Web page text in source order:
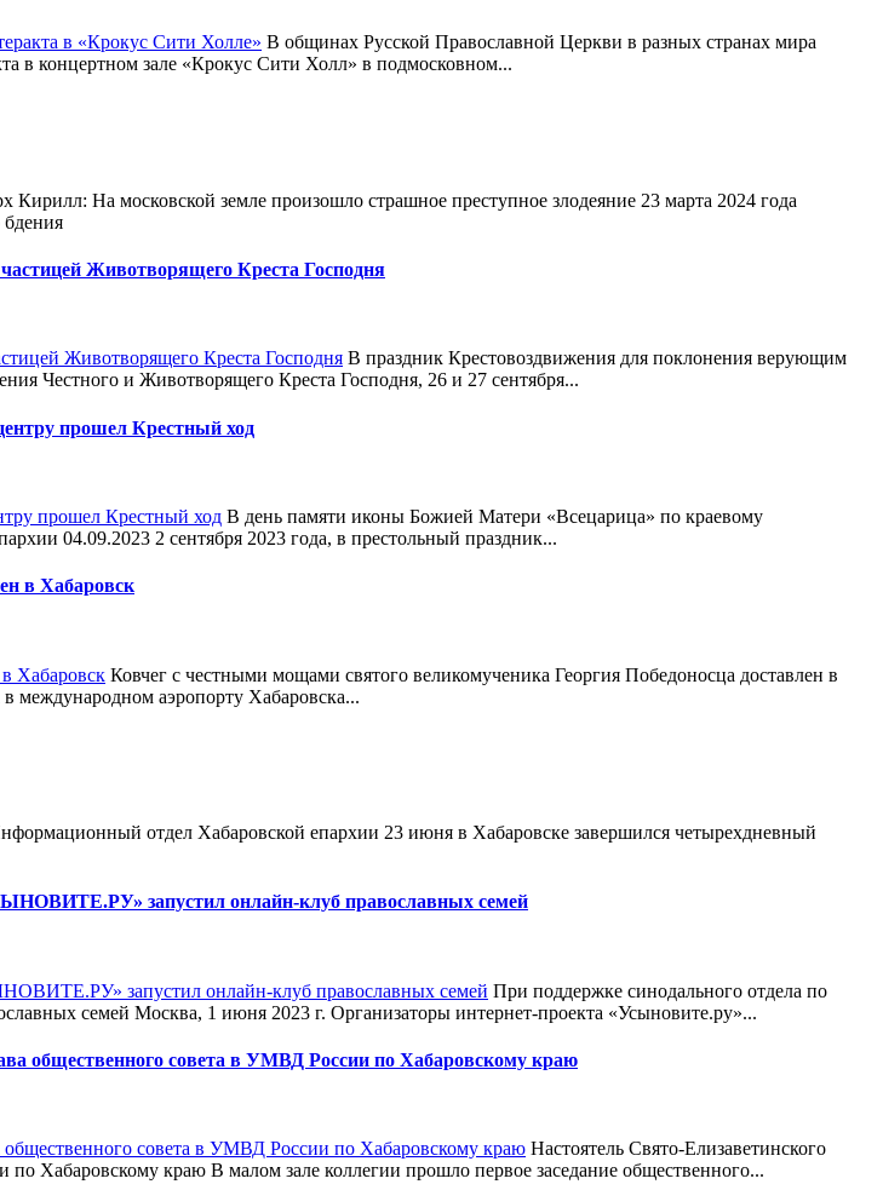
В общинах Русской Православной Церкви в разных странах мира
в концертном зале «Крокус Сити Холл» в подмосковном...
Кирилл: На московской земле произошло страшное преступное злодеяние 23 марта 2024 года
Животворящего Креста Господня
В праздник Крестовоздвижения для поклонения верующим
Честного и Животворящего Креста Господня, 26 и 27 сентября...
прошел Крестный ход
В день памяти иконы Божией Матери «Всецарица» по краевому
04.09.2023 2 сентября 2023 года, в престольный праздник...
в Хабаровск
Ковчег с честными мощами святого великомученика Георгия Победоносца доставлен в
международном аэропорту Хабаровска...
отдел Хабаровской епархии 23 июня в Хабаровске завершился четырехдневный
запустил онлайн-клуб православных семей
При поддержке синодального отдела по
семей Москва, 1 июня 2023 г. Организаторы интернет-проекта «Усыновите.ру»...
общественного совета в УМВД России по Хабаровскому краю
Настоятель Свято-Елизаветинского
Хабаровскому краю В малом зале коллегии прошло первое заседание общественного...